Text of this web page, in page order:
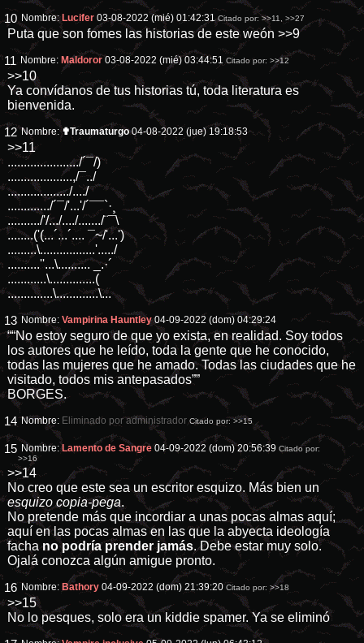
10 Nombre: Lucifer 03-08-2022 (mié) 01:42:31 Citado por:>>11,>>27
Puta que son fomes las historias de este weón >>9
11 Nombre: Maldoror 03-08-2022 (mié) 03:44:51 Citado por:>>12
>>10
Ya convídanos de tus historias tú, toda literatura es
bienvenida.
12 Nombre:✟Traumaturgo 04-08-2022 (jue) 19:18:53
>>11
....................../´¯/)
....................,/¯../
.................../..../
............./´¯/'...'/´¯¯`·¸
........../'/.../..../......./¨¯\
........('(...´...´.... ¯~/'...')
.........\.................'...../
..........''...\.......... _.·´
............\..............(
..............\.............\...
13 Nombre:Vampirina Hauntley 04-09-2022 (dom) 04:29:24
““No estoy seguro de que yo exista, en realidad. Soy todos
los autores que he leído, toda la gente que he conocido,
todas las mujeres que he amado. Todas las ciudades que he
visitado, todos mis antepasados””
BORGES.
14 Nombre: Eliminado por administrador Citado por:>>15
15 Nombre: Lamento de Sangre 04-09-2022 (dom) 20:56:39 Citado por:
>>16
>>14
No creo que este sea un escritor esquizo. Más bien un
esquizo copia-pega.
No pretende más que incordiar a unas pocas almas aquí;
aquí en las pocas almas en las que la abyecta ideología
fachano podría prender jamás. Debe estar muy solo.
Ojalá conozca algún amigue pronto.
16 Nombre: Bathory 04-09-2022 (dom) 21:39:20 Citado por:>>18
>>15
No lo pesques, solo era un kiddie spamer. Ya se eliminó